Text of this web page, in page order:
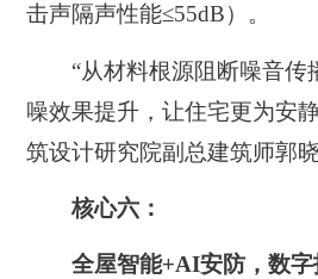
击声隔声性能≤55dB）。
“从材料根源阻断噪音传
噪效果提升，让住宅更为安
筑设计研究院副总建筑师郭
核心六：
全屋智能+AI安防，数字